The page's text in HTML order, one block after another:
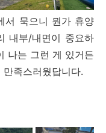
서 묵으니 뭔가 휴양
내부/내면이 중요하
나는 그런 게 있거든
족스러웠답니다.